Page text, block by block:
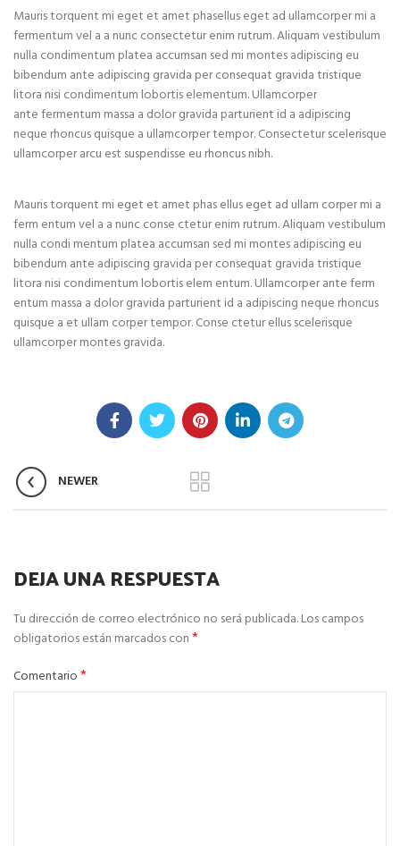
Mauris torquent mi eget et amet phasellus eget ad ullamcorper mi a
fermentum vel a a nunc consectetur enim rutrum. Aliquam vestibulum
nulla condimentum platea accumsan sed mi montes adipiscing eu
bibendum ante adipiscing gravida per consequat gravida tristique
litora nisi condimentum lobortis elementum. Ullamcorper
ante fermentum massa a dolor gravida parturient id a adipiscing
neque rhoncus quisque a ullamcorper tempor. Consectetur scelerisque
ullamcorper arcu est suspendisse eu rhoncus nibh.
Mauris torquent mi eget et amet phas ellus eget ad ullam corper mi a
ferm entum vel a a nunc conse ctetur enim rutrum. Aliquam vestibulum
nulla condi mentum platea accumsan sed mi montes adipiscing eu
bibendum ante adipiscing gravida per consequat gravida tristique
litora nisi condimentum lobortis elem entum. Ullamcorper ante ferm
entum massa a dolor gravida parturient id a adipiscing neque rhoncus
quisque a et ullam corper tempor. Conse ctetur ellus scelerisque
ullamcorper montes gravida.
NEWER
DEJA UNA RESPUESTA
Tu dirección de correo electrónico no será publicada.Los campos
obligatorios están marcados con*
Comentario*